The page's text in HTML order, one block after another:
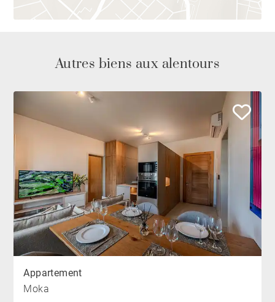
Autres biens aux alentours
Appartement
Moka